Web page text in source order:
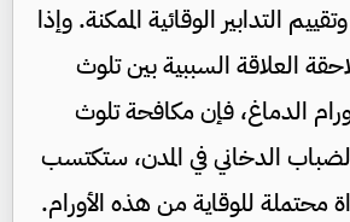
التدابير الوقائية الممكنة. وإذا
العلاقة السببية بين تلوث
الدماغ، فإن مكافحة تلوث
الدخاني في المدن، ستكتسب
محتملة للوقاية من هذه الأورام.